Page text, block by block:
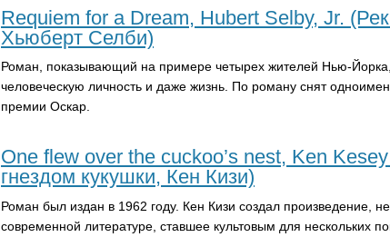
Requiem for a Dream, Hubert Selby, Jr.
Хьюберт Селби)
Роман, показывающий на примере четырех жителей Нью-
человеческую личность и даже жизнь. По роману снят
премии Оскар.
Оne flew over the cuckoo’s nest, Ken
гнездом кукушки, Кен Кизи)
Роман был издан в 1962 году. Кен Кизи создал произведение,
современной литературе, ставшее культовым для нескольких